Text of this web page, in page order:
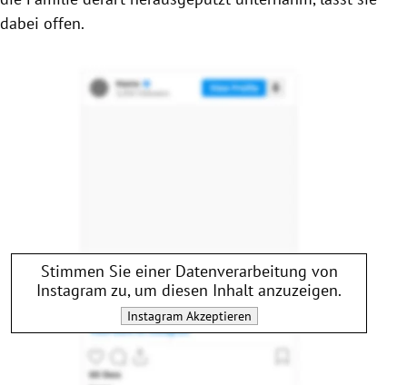
dabei offen.
Stimmen Sie einer Datenverarbeitung von
Instagram zu, um diesen Inhalt anzuzeigen.
InstagramAkzeptieren